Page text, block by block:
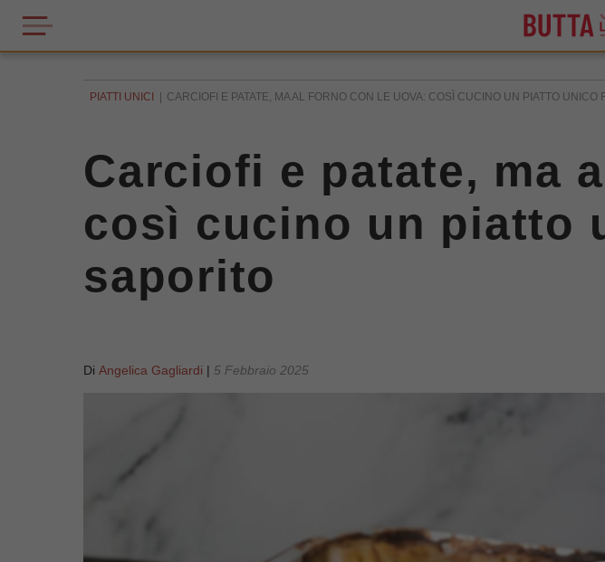
PIATTI UNICI CARCIOFI E PATATE, MA AL FORNO CON LE UOVA: COSÌ CUCINO UN PIATTO UNICO
Carciofi e patate, ma
così cucino un piatto
saporito
Di Angelica Gagliardi | 5 Febbraio 2025